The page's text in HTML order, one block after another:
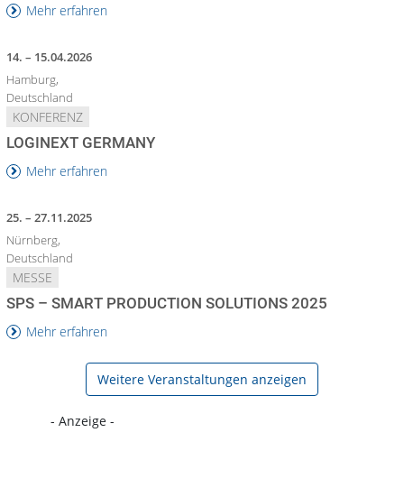
Mehr erfahren
14. – 15.04.2026
Hamburg,
Deutschland
KONFERENZ
LOGINEXT GERMANY
Mehr erfahren
25. – 27.11.2025
Nürnberg,
Deutschland
MESSE
SPS – SMART PRODUCTION SOLUTIONS 2025
Mehr erfahren
Weitere Veranstaltungen anzeigen
- Anzeige -